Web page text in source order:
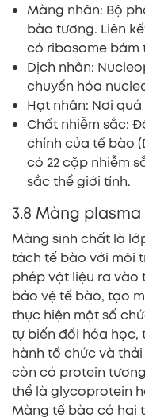
Màng nhân: Bộ
bào tương. Liên
có ribosome bám
Dịch nhân:
chuyển hóa
Hạt nhân: Nơi
Chất nhiễm sắc:
chính của tế bào
có 22 cặp nhiễm
sắc thể giới tính.
3.8 Màng plasma
Màng sinh chất là
tách tế bào với môi
phép vật liệu ra vào
bảo vệ tế bào, tạo
thực hiện một số
tự biến đổi hóa học,
hành tổ chức và
còn có protein
thể là glycoprotein
Màng tế bào có hai